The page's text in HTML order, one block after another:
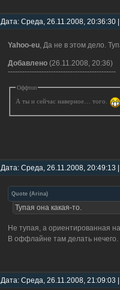
Дата: Среда, 26.11.2008,
Yahoo-eu, Да не в этом дело.
Добавлено (26.11.2008, 20:36)
---------------------------------------------
Оффтоп
А ты и сейчас наверное… того.
Дата: Среда, 26.11.2008,
Quote (Arina)
Тупая она какая-то.
Не тупая, а ориентированная
В оффлайне там делать нечего.
Дата: Среда, 26.11.2008,